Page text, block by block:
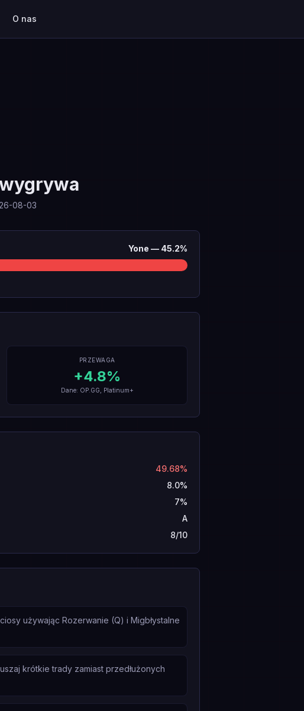
O nas
08-03
Yone — 45.2%
PRZEWAGA
+4.8%
Dane: OP.GG, Platinum+
49.68%
8.0%
7%
A
8/10
używając Rozerwanie (Q) i Migbłystalne
krótkie trady zamiast przedłużonych